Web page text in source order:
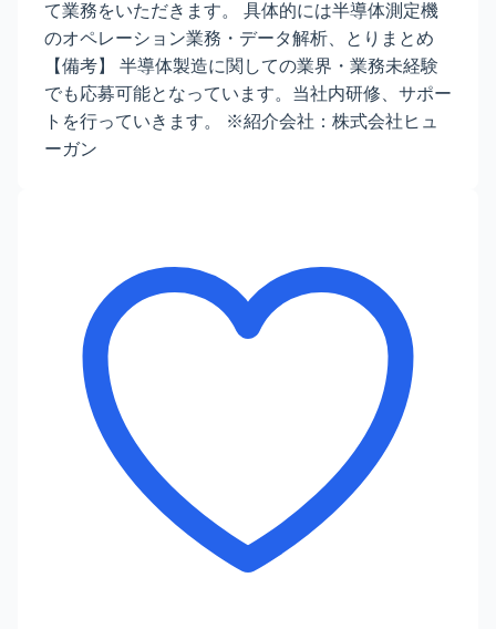
て業務をいただきます。 具体的には半導体測定機
のオペレーション業務・データ解析、とりまとめ
【備考】 半導体製造に関しての業界・業務未経験
でも応募可能となっています。当社内研修、サポー
トを行っていきます。 ※紹介会社：株式会社ヒュ
ーガン